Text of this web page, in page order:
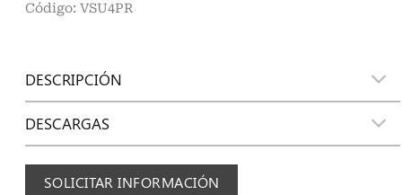
Código: VSU4PR
DESCRIPCIÓN
DESCARGAS
SOLICITAR INFORMACIÓN